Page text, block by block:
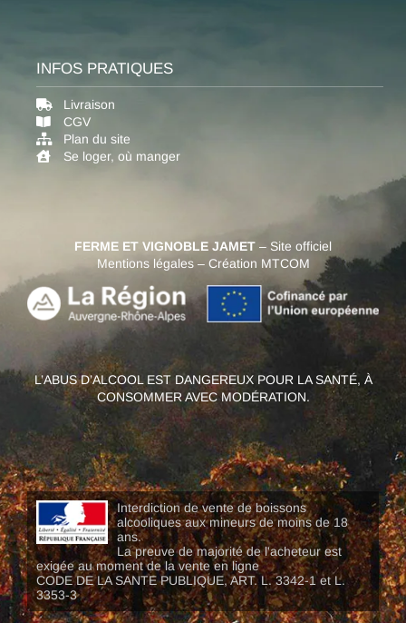
INFOS PRATIQUES
Livraison
CGV
Plan du site
Se loger, où manger
FERME ET VIGNOBLE JAMET – Site officiel
Mentions légales– Création MTCOM
L’ABUS D’ALCOOL EST DANGEREUX POUR LA SANTÉ, À
CONSOMMER AVEC MODÉRATION.
Interdiction de vente de boissons
alcooliques aux mineurs de moins de 18
ans.
La preuve de majorité de l'acheteur est
exigée au moment de la vente en ligne
CODE DE LA SANTE PUBLIQUE, ART. L. 3342-1 et L.
3353-3